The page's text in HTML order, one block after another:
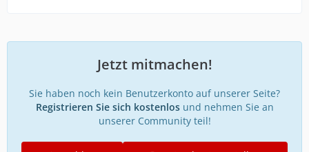
Jetzt mitmachen!
Sie haben noch kein Benutzerkonto auf unserer Seite?
Registrieren Sie sich kostenlosund nehmen Sie an
unserer Community teil!